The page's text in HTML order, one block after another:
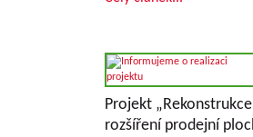
Projekt
rozšíření prodejní